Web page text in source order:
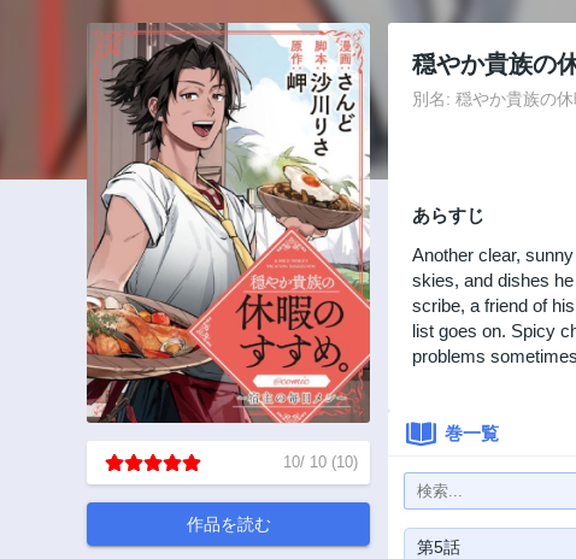
10/ 10 (10)
作品を読む
穏やか貴族の
別名: 穏やか貴族の
あらすじ
Another clear,
skies, and dishes
scribe, a friend of
list goes on. Spicy
problems
巻一覧
第5話